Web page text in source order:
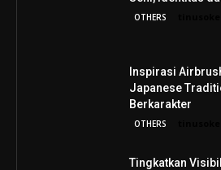
OTHERS
Inspirasi
Japanese
Berkarakter
OTHERS
Tingkatkan